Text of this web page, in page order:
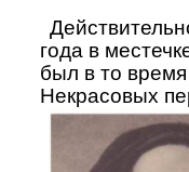
года в
был в то
Некрасовых